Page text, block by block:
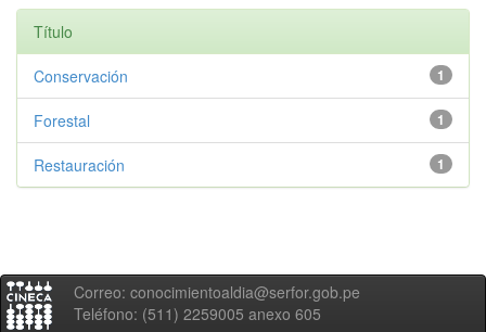
Título
1
Conservación
1
Forestal
1
Restauración
Correo: conocimientoaldia@serfor.gob.pe
Teléfono: (511) 2259005 anexo 605